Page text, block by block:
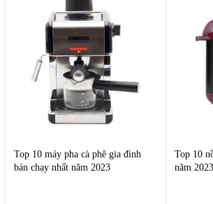
Tay cầm thuận tiện giúp bạn dễ dàng
ở nhiều vị trí khác nhau.
Dễ lắp đặt và vệ sinh, thuận tiện cho
hiệu suất lâu dài.
Top 10 máy pha cà phê gia đình
bán chạy nhất năm 2023
Top 10
năm 2023